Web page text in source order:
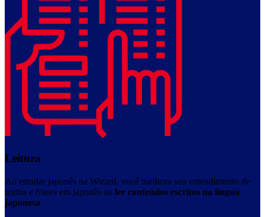
Leitura
Ao estudar japonês na Wizard, você melhora seu entendimento de
textos e frases em japonês ao ler conteúdos escritos na língua
japonesa.